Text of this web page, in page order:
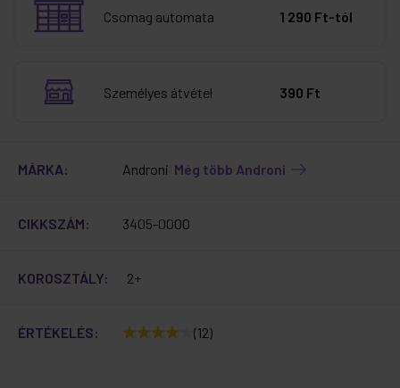
Csomag automata 1 290 Ft-tól
Személyes átvétel 390 Ft
MÁRKA: Androni Még több Androni
CIKKSZÁM: 3405-0000
KOROSZTÁLY: 2+
ÉRTÉKELÉS: (12)